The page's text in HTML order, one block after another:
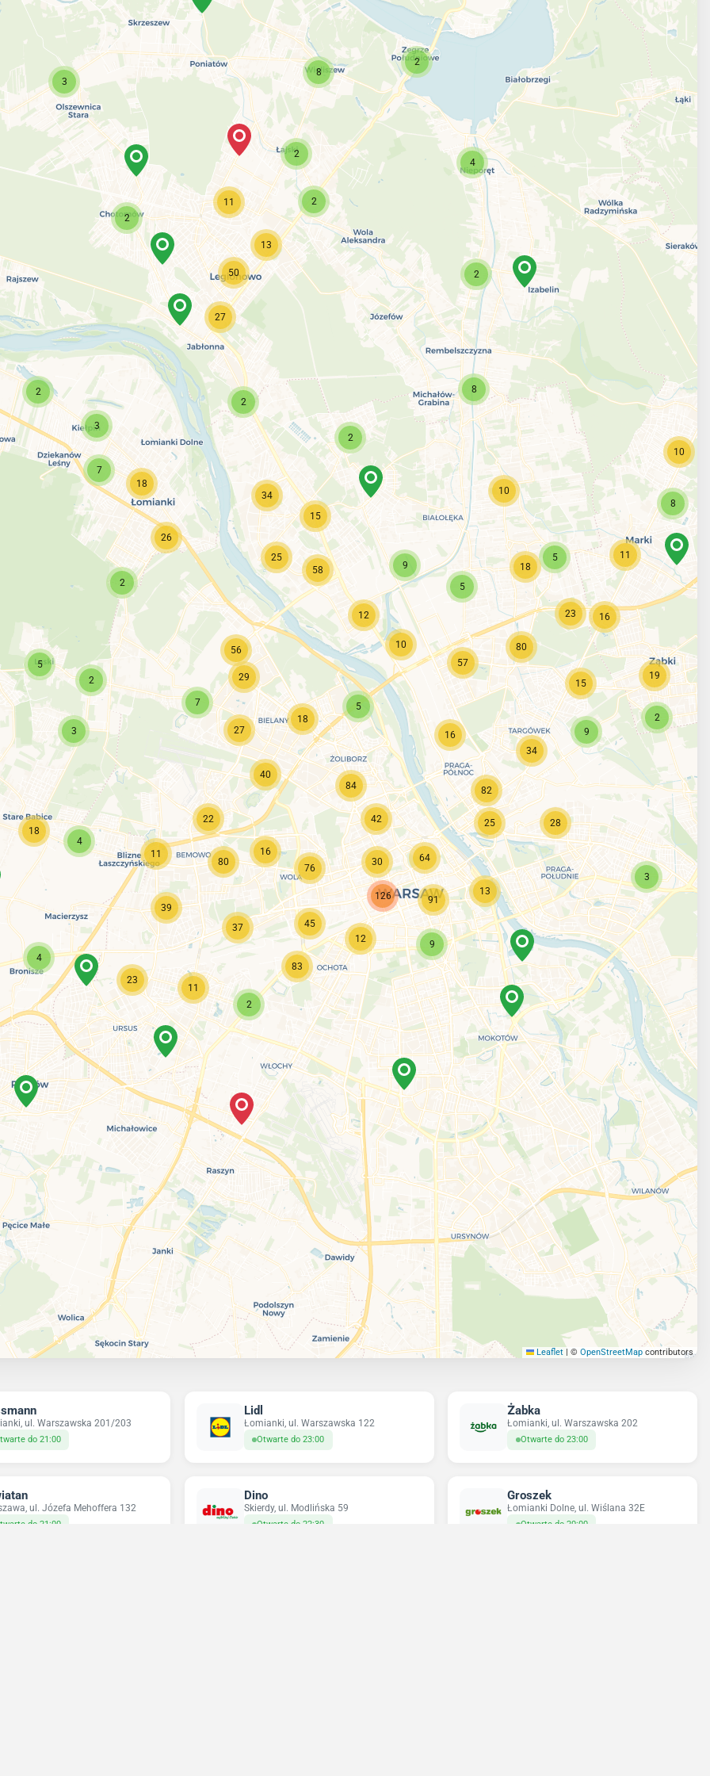
18
7
2
3
25
15
2
2
58
56
2
2
13
29
7
12
5
11 2
3
18
2
8
5
5
10
2
22
18
3
84
5
4
18
11
8
16
4
76
2
30
16
15
64
11
45
9
10
12
4
19
28
13
26
34
2
27
50
9
27
10
40
57
16
80
80
42
23
39
34
82
37
25
8
126
23
91
83
2
11
2
9
3
Leaflet | © OpenStreetMap contributors
ul. Warszawska 201/203
do 21:00
Lidl
Łomianki, ul. Warszawska 122
Otwarte do 23:00
Żabka
Łomianki, ul. Warszawska 202
Otwarte do 23:00
ul. Józefa Mehoffera 132
do 21:00
Dino
Skierdy, ul. Modlińska 59
Otwarte do 22:30
Groszek
Łomianki Dolne, ul. Wiślana 32E
Otwarte do 20:00